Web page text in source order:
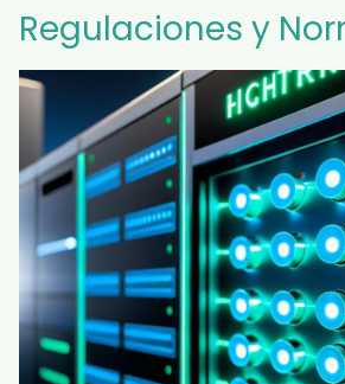
Regulaciones y